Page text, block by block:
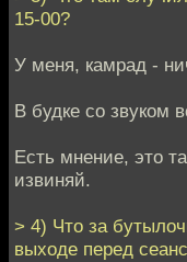
15-00?
У меня, камрад -
В будке со звуком
Есть мнение, это
извиняй.
> 4) Что за
выходе перед